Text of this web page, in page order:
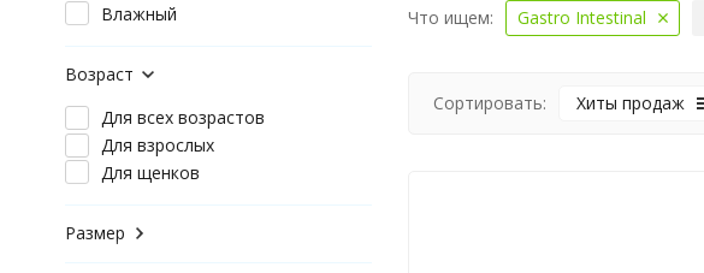
Что ищем: Gastro Intestinal
Сортировать: Хиты продаж
Влажный
Возраст
Для всех возрастов
Для взрослых
Для щенков
Размер